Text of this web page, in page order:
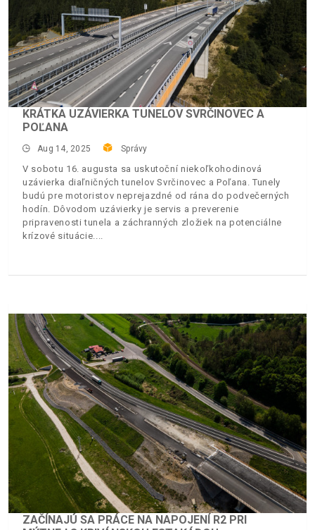
KRÁTKA UZÁVIERKA TUNELOV SVRČINOVEC A
POĽANA
Aug 14, 2025 Správy
V sobotu 16. augusta sa uskutoční niekoľkohodinová
uzávierka diaľničných tunelov Svrčinovec a Poľana. Tunely
budú pre motoristov neprejazdné od rána do podvečerných
hodín. Dôvodom uzávierky je servis a preverenie
pripravenosti tunela a záchranných zložiek na potenciálne
krízové situácie.
ZAČÍNAJÚ SA PRÁCE NA NAPOJENÍ R2 PRI